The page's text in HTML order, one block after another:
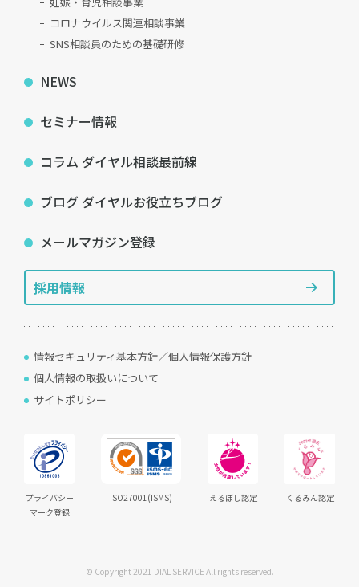
コロナウイルス関連相談事業
SNS相談員のための基礎研修
NEWS
セミナー情報
コラム ダイヤル相談最前線
ブログ ダイヤルお役立ちブログ
メールマガジン登録
採用情報
情報セキュリティ基本方針／個人情報保護方針
個人情報の取扱いについて
サイトポリシー
プライバシー
マーク登録
ISO27001(ISMS) えるぼし認定 くるみん認定
© Copyright 2021 DIAL SERVICE All rights reserved.